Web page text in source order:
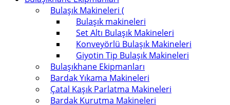
Bulaşık Makineleri (
Bulaşık makineleri
Set Altı Bulaşık Makineleri
Konveyörlü Bulaşık Makineleri
Giyotin Tip Bulaşık Makineleri
Bulaşıkhane Ekipmanları
Bardak Yıkama Makineleri
Çatal Kaşık Parlatma Makineleri
Bardak Kurutma Makineleri